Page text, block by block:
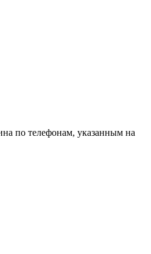
по телефонам, указанным на